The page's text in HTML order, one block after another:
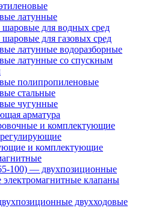
латунные
для водных сред
для газовых сред
латунные водоразборные
латунные со спускным
полипропиленовые
стальные
чугунные
арматура
и комплектующие
и комплектующие
100) — двухпозиционные
электромагнитные клапаны
двухходовые